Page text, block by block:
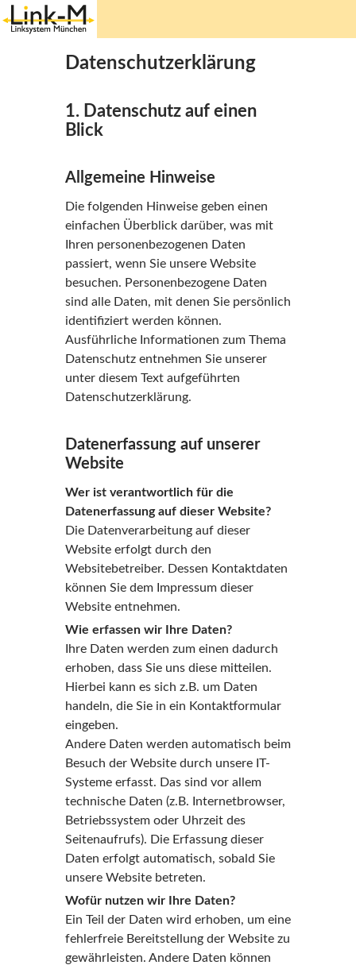
Springe
Datenschutzerklärung
1. Datenschutz auf einen
Blick
Allgemeine Hinweise
Die folgenden Hinweise geben einen
einfachen Überblick darüber, was mit
Ihren personenbezogenen Daten
passiert, wenn Sie unsere Website
besuchen. Personenbezogene Daten
sind alle Daten, mit denen Sie persönlich
identifiziert werden können.
Ausführliche Informationen zum Thema
Datenschutz entnehmen Sie unserer
unter diesem Text aufgeführten
Datenschutzerklärung.
Datenerfassung auf unserer
Website
Wer ist verantwortlich für die
Datenerfassung auf dieser Website?
Die Datenverarbeitung auf dieser
Website erfolgt durch den
Websitebetreiber. Dessen Kontaktdaten
können Sie dem Impressum dieser
Website entnehmen.
Wie erfassen wir Ihre Daten?
Ihre Daten werden zum einen dadurch
erhoben, dass Sie uns diese mitteilen.
Hierbei kann es sich z.B. um Daten
handeln, die Sie in ein Kontaktformular
eingeben.
Andere Daten werden automatisch beim
Besuch der Website durch unsere IT-
Systeme erfasst. Das sind vor allem
technische Daten (z.B. Internetbrowser,
Betriebssystem oder Uhrzeit des
Seitenaufrufs). Die Erfassung dieser
Daten erfolgt automatisch, sobald Sie
unsere Website betreten.
Wofür nutzen wir Ihre Daten?
Ein Teil der Daten wird erhoben, um eine
fehlerfreie Bereitstellung der Website zu
gewährleisten. Andere Daten können